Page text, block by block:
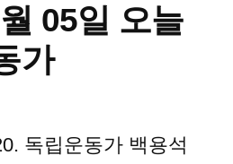
05일 오늘
가
독립운동가 백용석